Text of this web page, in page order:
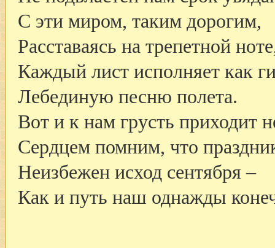
С эти миром, таким дорогим,
Расставаясь на трепетной
Каждый лист исполняет как
Лебединую песню полета.
Вот и к нам грусть приходит
Сердцем помним, что
Неизбежен исход сентября –
Как и путь наш однажды